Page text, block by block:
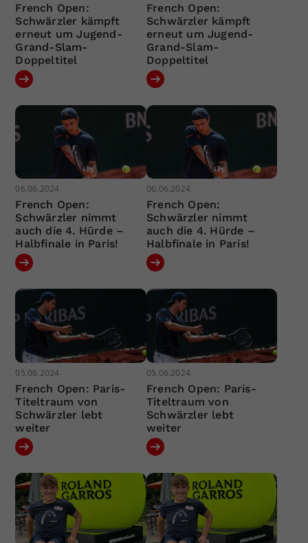
French Open:
Schwärzler kämpft
erneut um Jugend-
Grand-Slam-
Doppeltitel
French Open:
Schwärzler kämpft
erneut um Jugend-
Grand-Slam-
Doppeltitel
06.06.2024
French Open:
Schwärzler nimmt
auch die 4. Hürde –
Halbfinale in Paris!
06.06.2024
French Open:
Schwärzler nimmt
auch die 4. Hürde –
Halbfinale in Paris!
05.06.2024
French Open: Paris-
Titeltraum von
Schwärzler lebt
weiter
05.06.2024
French Open: Paris-
Titeltraum von
Schwärzler lebt
weiter